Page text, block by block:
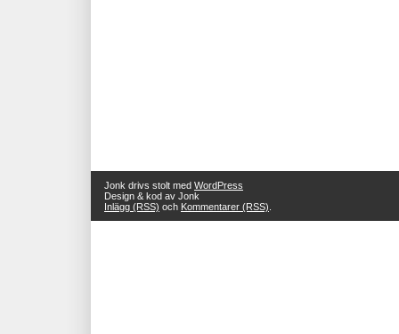
Jonk drivs stolt med WordPress
Design & kod av Jonk
Inlägg (RSS) och Kommentarer (RSS)